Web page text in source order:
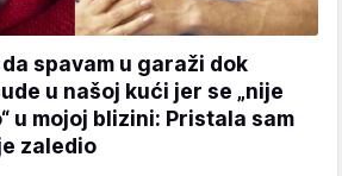
spavam u garaži dok
u našoj kući jer se „nije
u mojoj blizini: Pristala sam
zaledio